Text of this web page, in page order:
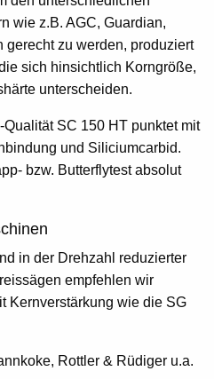
wie z.B. AGC, Guardian,
zu werden, produziert
sich hinsichtlich Korngröße,
unterscheiden.
SC 150 HT punktet mit
und Siliciumcarbid.
bzw. Butterflytest absolut
in der Drehzahl reduzierter
empfehlen wir
Kernverstärkung wie die SG
Rottler & Rüdiger u.a.